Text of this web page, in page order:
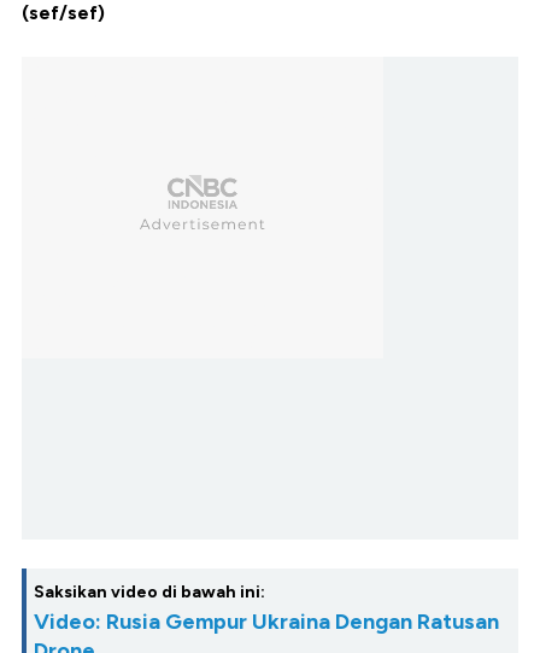
(sef/sef)
Saksikan video di bawah ini:
Video: Rusia Gempur Ukraina Dengan Ratusan